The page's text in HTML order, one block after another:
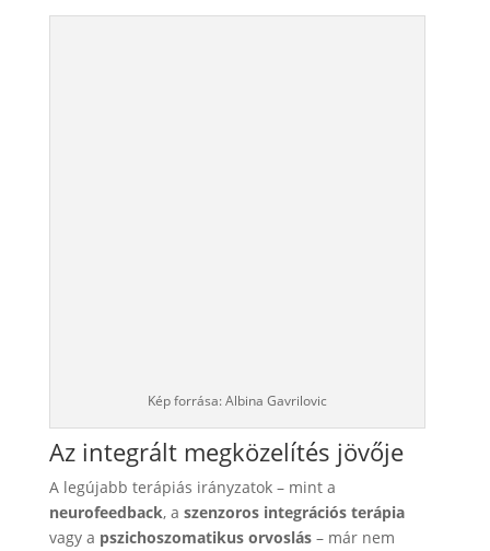
Kép forrása: Albina Gavrilovic
Az integrált megközelítés jövője
A legújabb terápiás irányzatok – mint a
neurofeedback, a szenzoros integrációs terápia
vagy a pszichoszomatikus orvoslás– már nem